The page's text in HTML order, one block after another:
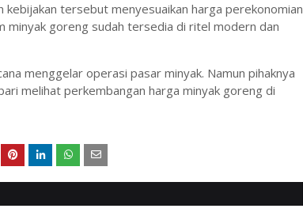
kebijakan tersebut menyesuaikan harga perekonomian
minyak goreng sudah tersedia di ritel modern dan
menggelar operasi pasar minyak. Namun pihaknya
melihat perkembangan harga minyak goreng di